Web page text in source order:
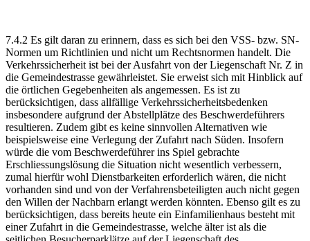
7.4.2 Es gilt daran zu erinnern, dass es sich bei den VSS- bzw. SN-
Normen um Richtlinien und nicht um Rechtsnormen handelt. Die
Verkehrssicherheit ist bei der Ausfahrt von der Liegenschaft Nr. Z in
die Gemeindestrasse gewährleistet. Sie erweist sich mit Hinblick auf
die örtlichen Gegebenheiten als angemessen. Es ist zu
berücksichtigen, dass allfällige Verkehrssicherheitsbedenken
insbesondere aufgrund der Abstellplätze des Beschwerdeführers
resultieren. Zudem gibt es keine sinnvollen Alternativen wie
beispielsweise eine Verlegung der Zufahrt nach Süden. Insofern
würde die vom Beschwerdeführer ins Spiel gebrachte
Erschliessungslösung die Situation nicht wesentlich verbessern,
zumal hierfür wohl Dienstbarkeiten erforderlich wären, die nicht
vorhanden sind und von der Verfahrensbeteiligten auch nicht gegen
den Willen der Nachbarn erlangt werden könnten. Ebenso gilt es zu
berücksichtigen, dass bereits heute ein Einfamilienhaus besteht mit
einer Zufahrt in die Gemeindestrasse, welche älter ist als die